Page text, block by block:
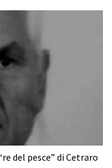
del pesce” di Cetraro